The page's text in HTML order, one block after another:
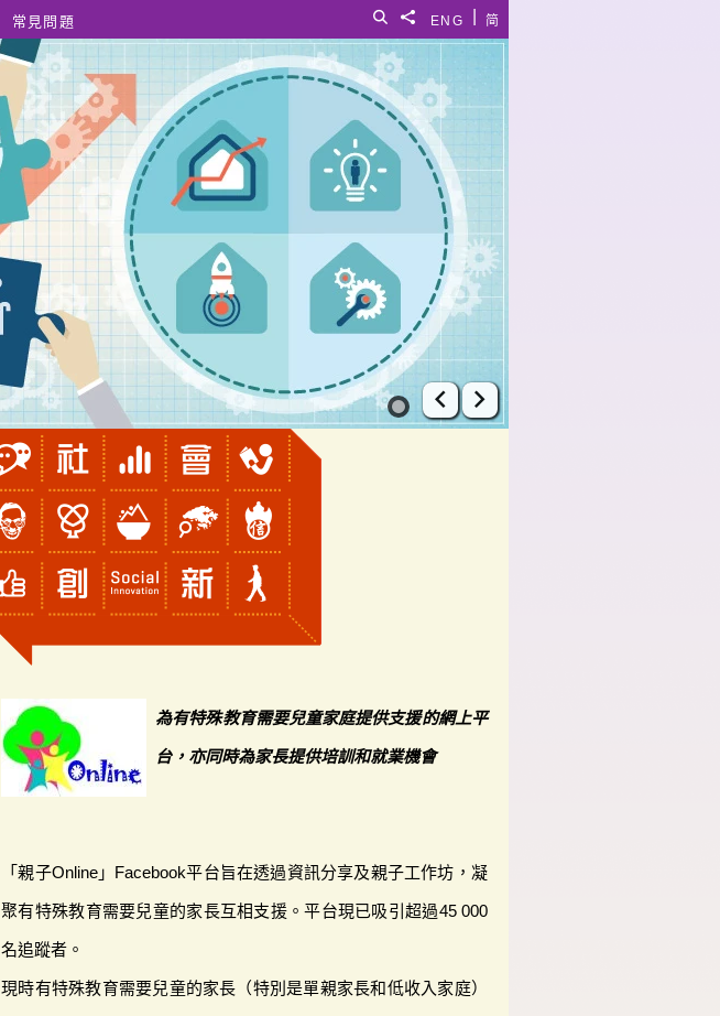
简
ENG
分享給
搜尋
常見問題
上一張幻燈片
下一張幻燈片
為有特殊教育需要兒童家庭提供支援的網上平
台，亦同時為家長提供培訓和就業機會
「親子Online」Facebook平台旨在透過資訊分享及親子工作坊，凝
聚有特殊教育需要兒童的家長互相支援。平台現已吸引超過45 000
名追蹤者。
現時有特殊教育需要兒童的家長（特別是單親家長和低收入家庭）